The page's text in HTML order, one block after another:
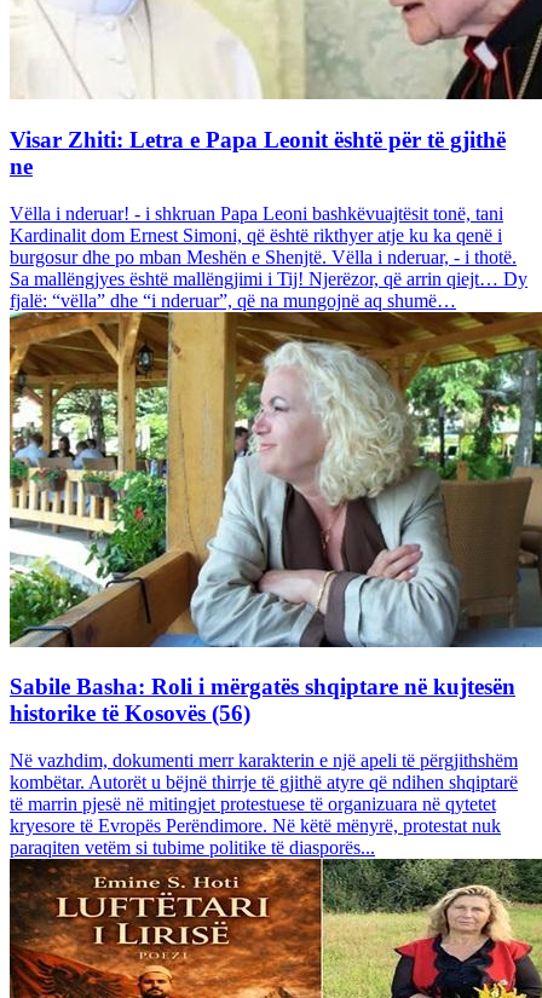
Visar Zhiti: Letra e Papa Leonit është për të gjithë
ne
Vëlla i nderuar! - i shkruan Papa Leoni bashkëvuajtësit tonë, tani
Kardinalit dom Ernest Simoni, që është rikthyer atje ku ka qenë i
burgosur dhe po mban Meshën e Shenjtë. Vëlla i nderuar, - i thotë.
Sa mallëngjyes është mallëngjimi i Tij! Njerëzor, që arrin qiejt… Dy
fjalë: “vëlla” dhe “i nderuar”, që na mungojnë aq shumë…
Sabile Basha: Roli i mërgatës shqiptare në kujtesën
historike të Kosovës (56)
Në vazhdim, dokumenti merr karakterin e një apeli të përgjithshëm
kombëtar. Autorët u bëjnë thirrje të gjithë atyre që ndihen shqiptarë
të marrin pjesë në mitingjet protestuese të organizuara në qytetet
kryesore të Evropës Perëndimore. Në këtë mënyrë, protestat nuk
paraqiten vetëm si tubime politike të diasporës...